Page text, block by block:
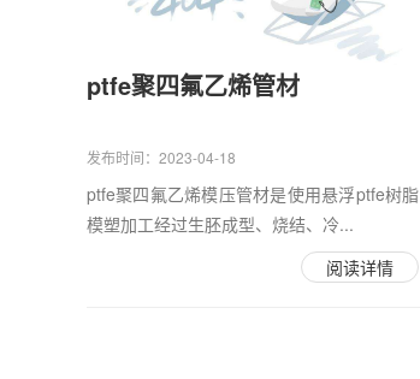
ptfe聚四氟乙烯管材
发布时间：2023-04-18
ptfe聚四氟乙烯模压管材是使用悬浮ptfe树脂
模塑加工经过生胚成型、烧结、冷...
阅读详情